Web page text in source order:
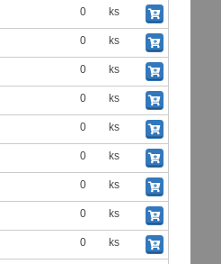
0 ks
0 ks
0 ks
0 ks
0 ks
0 ks
0 ks
0 ks
0 ks